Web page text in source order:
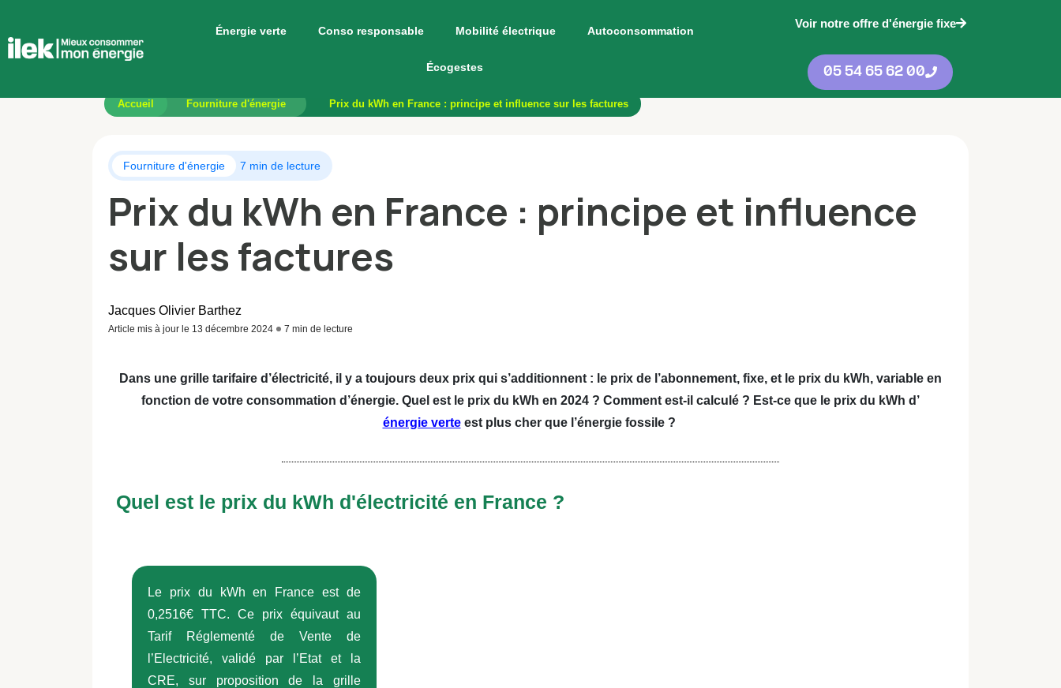
Énergie verte Conso responsable Mobilité électrique Autoconsommation
Écogestes
Voir notre offre d'énergie fixe
05 54 65 62 00
Accueil Fourniture d'énergie Prix du kWh en France : principe et influence sur les factures
Fourniture d'énergie 7 min de lecture
Prix du kWh en France : principe et influence
sur les factures
Jacques Olivier Barthez
Article mis à jour le 13 décembre 2024 7 min de lecture
Dans une grille tarifaire d’électricité, il y a toujours deux prix qui s’additionnent : le prix de l’abonnement, fixe, et le prix du kWh, variable en
fonction de votre consommation d’énergie. Quel est le prix du kWh en 2024 ? Comment est-il calculé ? Est-ce que le prix du kWh d’
énergie verteest plus cher que l’énergie fossile ?
Quel est le prix du kWh d'électricité en France ?
Le prix du kWh en France est de
0,2516€ TTC. Ce prix équivaut au
Tarif Réglementé de Vente de
l’Electricité, validé par l’Etat et la
CRE, sur proposition de la grille